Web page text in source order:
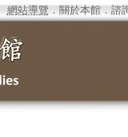
網站導覽 ． 關於本館． 諮